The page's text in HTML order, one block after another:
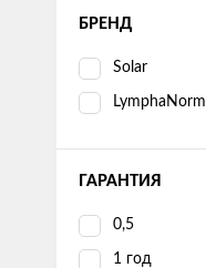
БРЕНД
Solar
LymphaNorm
ГАРАНТИЯ
0,5
1 год